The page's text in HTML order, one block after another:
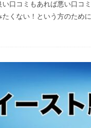
口コミもあれば悪い口コ
くない！という方のため